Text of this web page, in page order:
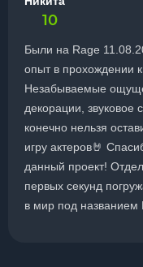
10
Были на Rage
опыт в прохождении
Незабываемые
декорации, звуковое
конечно нельзя
игру актеров🤘
данный проект!
первых секунд
в мир под названием